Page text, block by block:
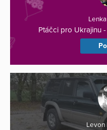
Ptáčci pro Ukrajinu
Levon